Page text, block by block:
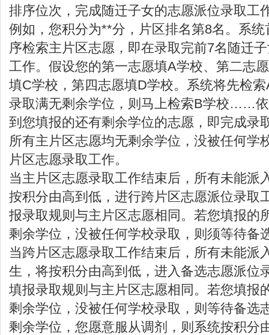
排序位次，完成随迁子女的志愿派位录取工
例如，您积分为**分，片区排名第8名。系
序检索主片区志愿，即在录取完前7名随迁
工作。假设您的第一志愿填A学校、第二志
填C学校，第四志愿填D学校。系统将先检
录取满无剩余学位，则马上检索B学校……
到您填报的还有剩余学位的志愿，即完成录
所有主片区志愿均无剩余学位，没被任何学
片区志愿录取工作。
当主片区志愿录取工作结束后，所有未能派
按积分由高到低，进行跨片区志愿派位录取
报录取规则与主片区志愿相同。若您填报的
剩余学位，没被任何学校录取，则须等待备
当跨片区志愿录取工作结束后，所有未能派
生，将按积分由高到低，进入备选志愿派位
填报录取规则与主片区志愿相同。若您填报
剩余学位，没被任何学校录取，则等待备选
剩余学位，您愿意服从调剂，则系统按积分